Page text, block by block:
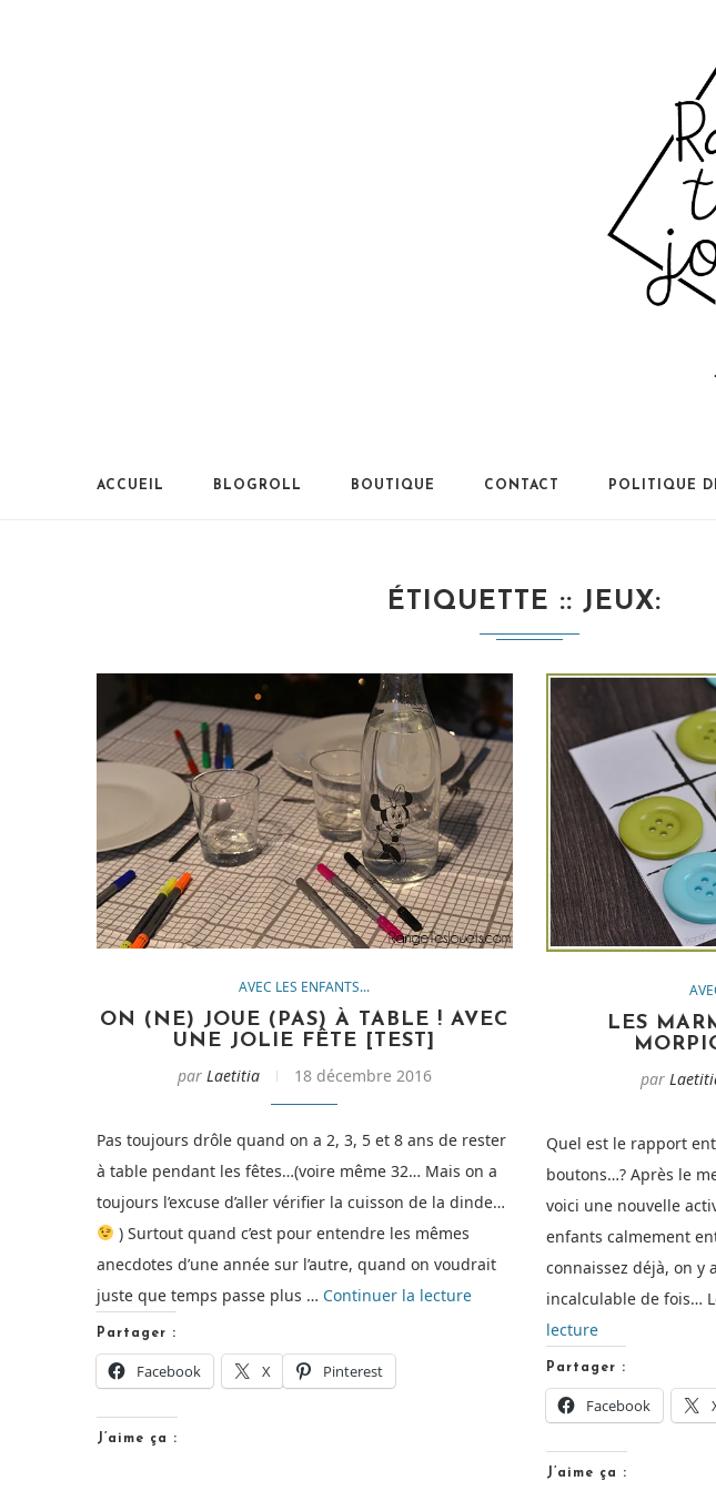
ACCUEIL BLOGROLL BOUTIQUE CONTACT POLITIQUE
ÉTIQUETTE : JEUX
AVEC LES ENFANTS...
ON (NE) JOUE (PAS) À TABLE ! AVEC
UNE JOLIE FÊTE [TEST]
par Laetitia 18 décembre 2016
Pas toujours drôle quand on a 2, 3, 5 et 8 ans de rester
à table pendant les fêtes…(voire même 32… Mais on a
toujours l’excuse d’aller vérifier la cuisson de la dinde…
) Surtout quand c’est pour entendre les mêmes
anecdotes d’une année sur l’autre, quand on voudrait
juste que temps passe plus … Continuer la lecturede
Partager :
Facebook X Pinterest
J’aime ça :
LES
par
Quel est le rapport
boutons…? Après le
voici une nouvelle
enfants calmement
connaissez déjà, on y
incalculable de fois…
lecturede
« Les
Marmots
au
Resto
!
Partager :
Facebook
J’aime ça :